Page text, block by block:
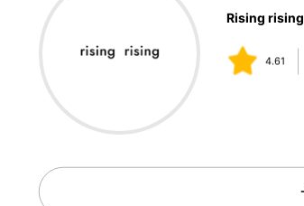
Rising rising
4.61
k***z